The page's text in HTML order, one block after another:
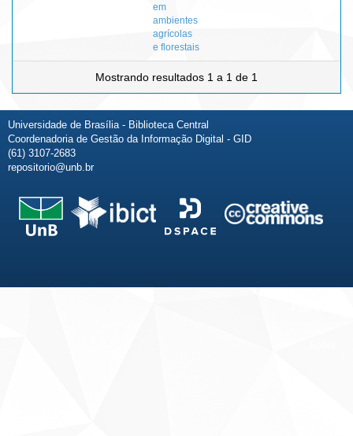
em
ambientes
agrícolas
e florestais
Mostrando resultados 1 a 1 de 1
Universidade de Brasília - Biblioteca Central
Coordenadoria de Gestão da Informação Digital - GID
(61) 3107-2683
repositorio@unb.br